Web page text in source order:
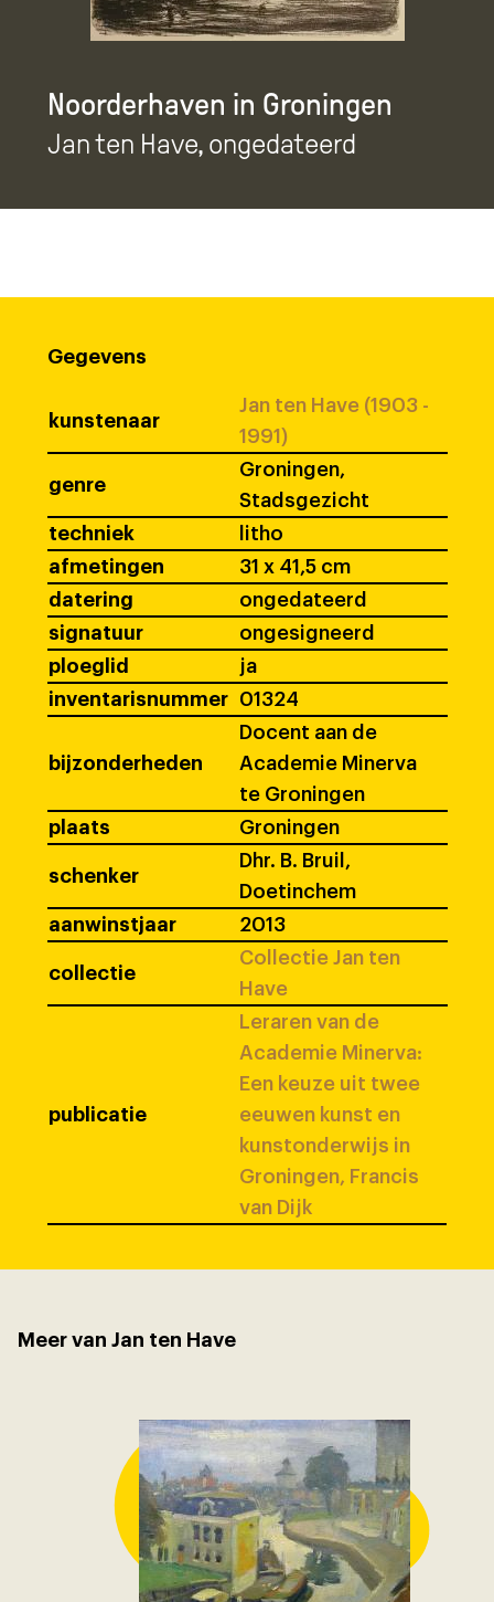
Noorderhaven in Groningen
Jan ten Have, ongedateerd
Gegevens
kunstenaar
Jan ten Have (1903 -
1991)
genre
Groningen,
Stadsgezicht
techniek
litho
afmetingen
31 x 41,5 cm
datering
ongedateerd
signatuur
ongesigneerd
ploeglid
ja
inventarisnummer
01324
bijzonderheden
Docent aan de
Academie Minerva
te Groningen
plaats
Groningen
schenker
Dhr. B. Bruil,
Doetinchem
aanwinstjaar
2013
collectie
Collectie Jan ten
Have
publicatie
Leraren van de
Academie Minerva:
Een keuze uit twee
eeuwen kunst en
kunstonderwijs in
Groningen, Francis
van Dijk
Meer van Jan ten Have